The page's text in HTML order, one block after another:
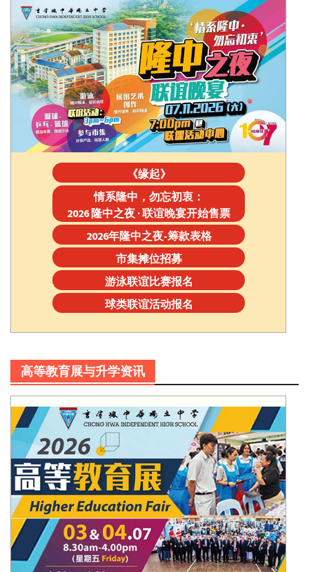
《缘起》
情系隆中，勿忘初衷：
2026 隆中之夜 · 联谊晚宴开始售票
2026年隆中之夜-筹款表格
市集摊位招募
游泳联谊比赛报名
球类联谊活动报名
高等教育展与升学资讯